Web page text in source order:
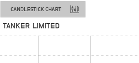
CANDLESTICK CHART
TANKER LIMITED